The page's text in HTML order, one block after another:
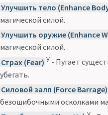
Улучшить тело (Enhance
магической силой.
Улучшить оружие (Enhance
магической силой.
Страх (Fear) У - Пугает
убегать.
Силовой залп (Force Barrage)
безошибочными осколками